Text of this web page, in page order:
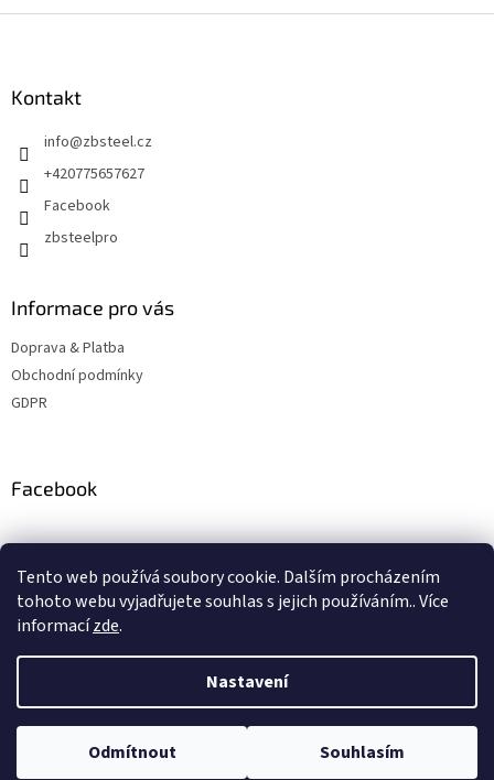
Tento web používá soubory cookie. Dalším procházením
tohoto webu vyjadřujete souhlas s jejich používáním.. Více
informacízde.
Nastavení
Odmítnout Souhlasím
Kontakt
info@zbsteel.cz
+420775657627
Facebook
zbsteelpro
Informace pro vás
Doprava & Platba
Obchodní podmínky
GDPR
Facebook
Instagram
Copyright 2026ZBSteelshop. Všechna práva vyhrazena.Upravit